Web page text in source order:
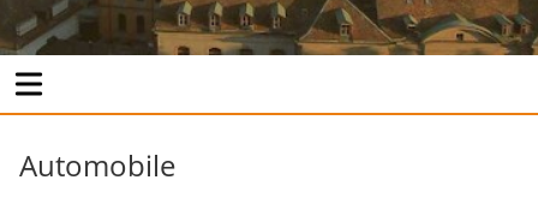
Automobile